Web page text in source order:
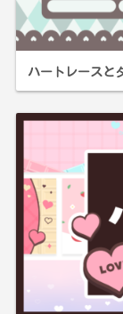
ハートレースと